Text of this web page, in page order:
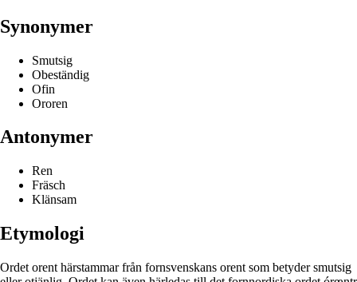
Synonymer
Smutsig
Obeständig
Ofin
Ororen
Antonymer
Ren
Fräsch
Klänsam
Etymologi
Ordet orent härstammar från fornsvenskans orent som betyder smutsig